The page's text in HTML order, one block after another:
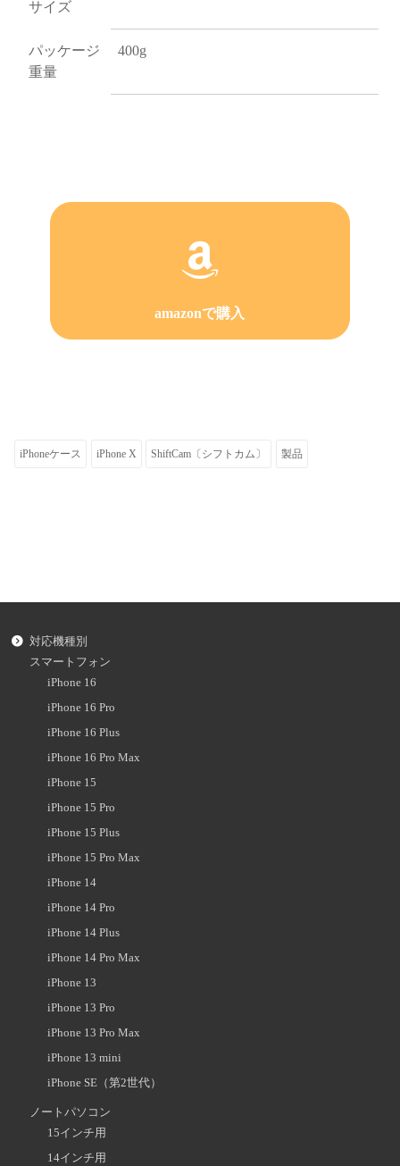
サイズ
パッケージ
重量
400g
amazonで購入
iPhoneケース iPhone X ShiftCam〔シフトカム〕 製品
対応機種別
スマートフォン
iPhone 16
iPhone 16 Pro
iPhone 16 Plus
iPhone 16 Pro Max
iPhone 15
iPhone 15 Pro
iPhone 15 Plus
iPhone 15 Pro Max
iPhone 14
iPhone 14 Pro
iPhone 14 Plus
iPhone 14 Pro Max
iPhone 13
iPhone 13 Pro
iPhone 13 Pro Max
iPhone 13 mini
iPhone SE（第2世代）
ノートパソコン
15インチ用
14インチ用